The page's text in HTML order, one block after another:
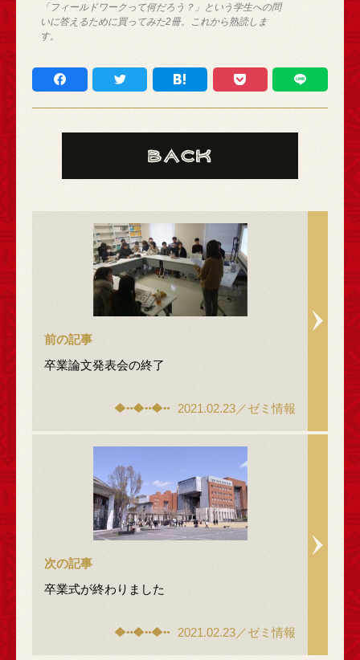
「フィールドワークって何だろう？」という学生への問
いに答えるために買ってみた2冊。これから熟読しま
す。
前の記事
卒業論文発表会の終了
2021.02.23／ゼミ情報
次の記事
卒業式が終わりました
2021.02.23／ゼミ情報